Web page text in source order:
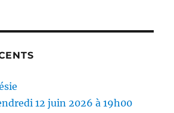
12 juin 2026 à 19h00